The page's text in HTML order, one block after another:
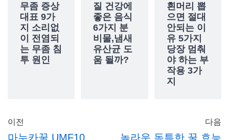
무좀 증상
대표 9가
지 소리없
이 전염되
는 무좀 침
투 원인
질 건강에
좋은 음식
6가지 분
비물,냄새
유산균 도
움 될까?
흰머리 뽑
으면 절대
안되는 이
유 5가지
당장 멈춰
야 하는 부
작용 3가
지
이전
마누카꿀 UMF10
다음
놀라운 독특한 꿀 효능